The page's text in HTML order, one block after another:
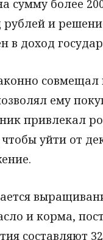
сумму более
рублей и
в доход
совмещал
ему
привлекал
уйти от
и корма,
составляют